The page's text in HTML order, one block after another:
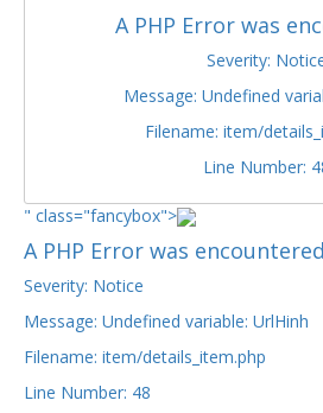
A PHP Error was
Severity:
Message: Undefined
Filename: item/
Line Number:
" class="fancybox">
A PHP Error was encountered
Severity: Notice
Message: Undefined variable: UrlHinh
Filename: item/details_item.php
Line Number: 48